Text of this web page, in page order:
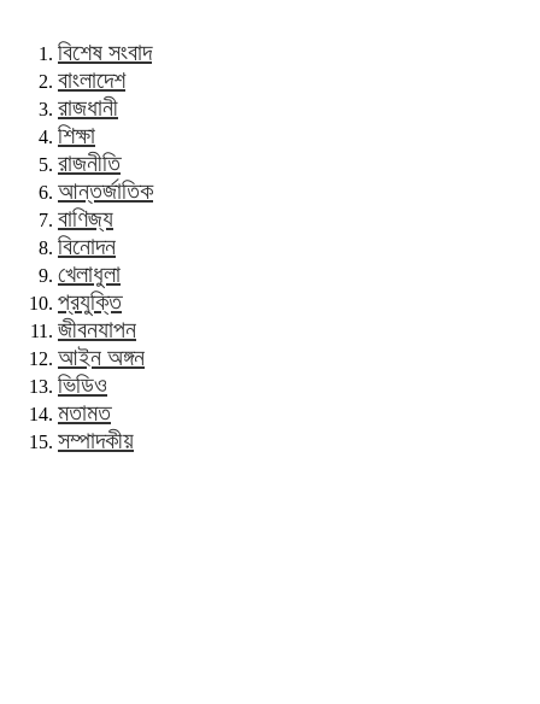
বিশেষ সংবাদ
বাংলাদেশ
রাজধানী
শিক্ষা
রাজনীতি
আন্তর্জাতিক
বাণিজ্য
বিনোদন
খেলাধুলা
প্রযুক্তি
জীবনযাপন
আইন অঙ্গন
ভিডিও
মতামত
সম্পাদকীয়